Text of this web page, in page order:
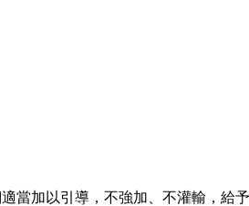
加以引導，不強加、不灌輸，給